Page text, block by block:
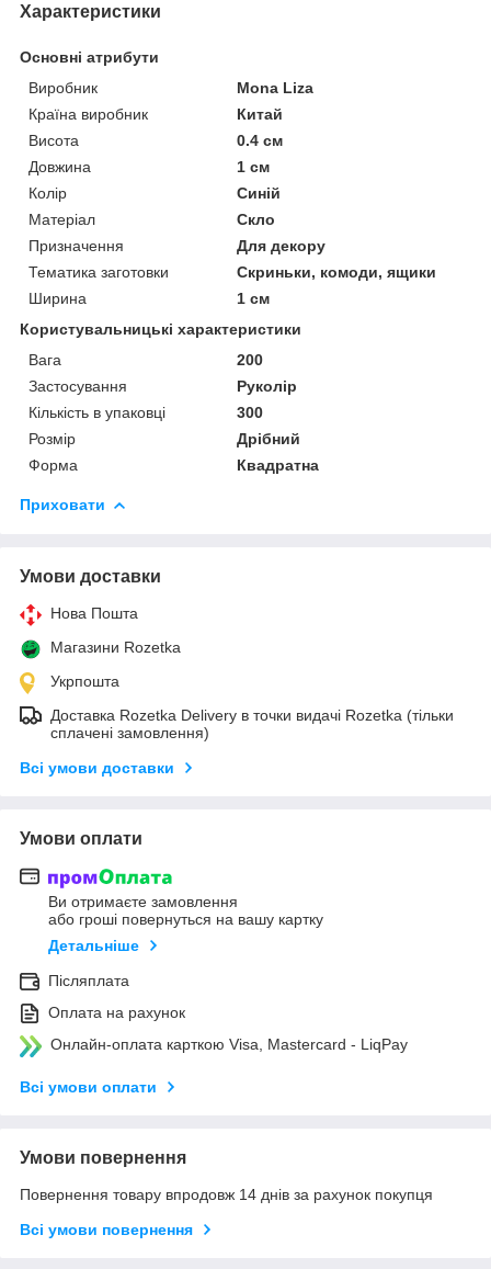
Характеристики
Основні атрибути
Виробник
Mona Liza
Країна виробник
Китай
Висота
0.4 см
Довжина
1 см
Колір
Синій
Матеріал
Скло
Призначення
Для декору
Тематика заготовки
Скриньки, комоди, ящики
Ширина
1 см
Користувальницькі характеристики
Вага
200
Застосування
Руколір
Кількість в упаковці
300
Розмір
Дрібний
Форма
Квадратна
Приховати
Умови доставки
Нова Пошта
Магазини Rozetka
Укрпошта
Доставка Rozetka Delivery в точки видачі Rozetka (тільки
сплачені замовлення)
Всі умови доставки
Умови оплати
Ви отримаєте замовлення
або гроші повернуться на вашу картку
Детальніше
Післяплата
Оплата на рахунок
Онлайн-оплата карткою Visa, Mastercard - LiqPay
Всі умови оплати
Умови повернення
Повернення товару впродовж 14 днів за рахунок покупця
Всі умови повернення